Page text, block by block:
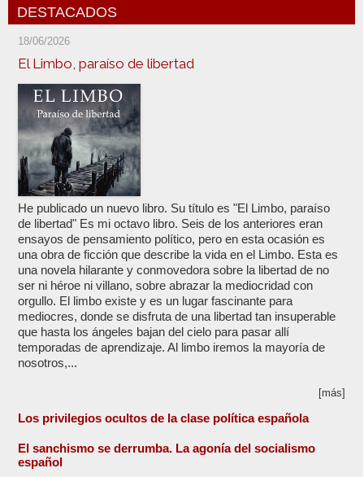
DESTACADOS
18/06/2026
El Limbo, paraíso de libertad
He publicado un nuevo libro. Su título es "El Limbo, paraíso
de libertad" Es mi octavo libro. Seis de los anteriores eran
ensayos de pensamiento político, pero en esta ocasión es
una obra de ficción que describe la vida en el Limbo. Esta es
una novela hilarante y conmovedora sobre la libertad de no
ser ni héroe ni villano, sobre abrazar la mediocridad con
orgullo. El limbo existe y es un lugar fascinante para
mediocres, donde se disfruta de una libertad tan insuperable
que hasta los ángeles bajan del cielo para pasar allí
temporadas de aprendizaje. Al limbo iremos la mayoría de
nosotros,...
[más]
Los privilegios ocultos de la clase política española
El sanchismo se derrumba. La agonía del socialismo
español